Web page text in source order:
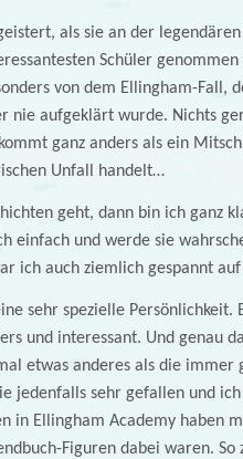
als sie an der
Schüler
von dem Ellingham-Fall,
nie aufgeklärt wurde. Nichts
ganz anders als ein
Unfall handelt…
geht, dann bin ich ganz
einfach und werde sie
ich auch ziemlich gespannt auf
sehr spezielle
und interessant. Und genau
etwas anderes als die immer
jedenfalls sehr gefallen und
in Ellingham Academy haben
Figuren dabei waren.